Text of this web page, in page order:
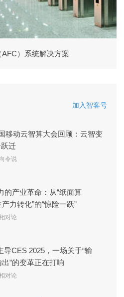
决方案
加入智客号
移动云智算大会回顾：云智变
迁
令说
的产业革命：从“纸面算
产力转化”的“惊险一跃”
对论
导CES 2025，一场关于“输
出”的变革正在打响
对论